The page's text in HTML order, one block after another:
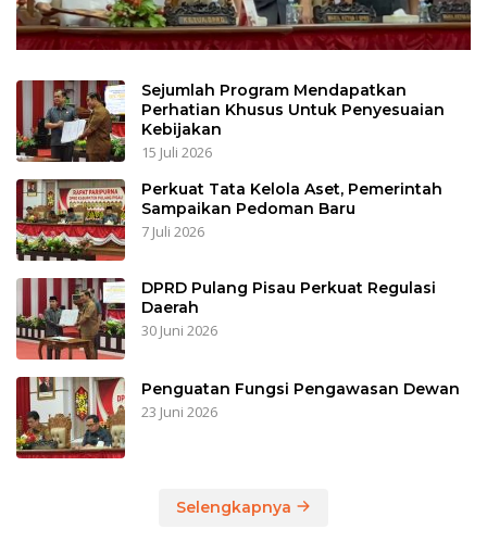
Sejumlah Program Mendapatkan
Perhatian Khusus Untuk Penyesuaian
Kebijakan
15 Juli 2026
Perkuat Tata Kelola Aset, Pemerintah
Sampaikan Pedoman Baru
7 Juli 2026
DPRD Pulang Pisau Perkuat Regulasi
Daerah
30 Juni 2026
Penguatan Fungsi Pengawasan Dewan
23 Juni 2026
Selengkapnya